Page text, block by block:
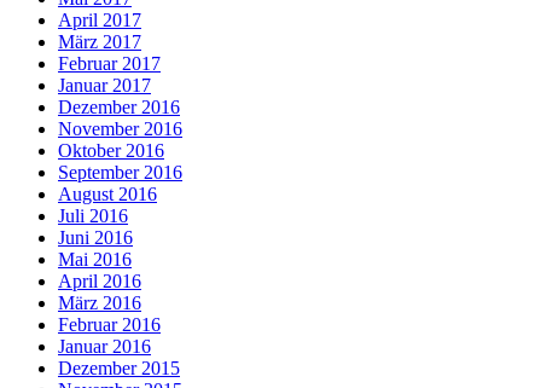
April 2017
März 2017
Februar 2017
Januar 2017
Dezember 2016
November 2016
Oktober 2016
September 2016
August 2016
Juli 2016
Juni 2016
Mai 2016
April 2016
März 2016
Februar 2016
Januar 2016
Dezember 2015